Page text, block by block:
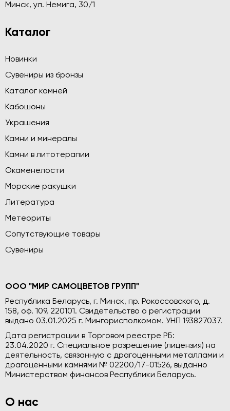
Минск, ул. Немига, 30/1
Каталог
Новинки
Сувениры из бронзы
Каталог камней
Кабошоны
Украшения
Камни и минералы
Камни в литотерапии
Окаменелости
Морские ракушки
Литература
Метеориты
Сопутствующие товары
Сувениры
ООО "МИР САМОЦВЕТОВ ГРУПП"
Республика Беларусь, г. Минск, пр. Рокоссовского, д.
158, оф. 109, 220101. Свидетельство о регистрации
выдано 03.01.2025 г. Мингорисполкомом. УНП 193827037.
Дата регистрации в Торговом реестре РБ:
23.04.2020 г. Специальное разрешение (лицензия) на
деятельность, связанную с драгоценными металлами и
драгоценными камнями № 02200/17-01526, выданно
Министерством финансов Республики Беларусь.
О нас